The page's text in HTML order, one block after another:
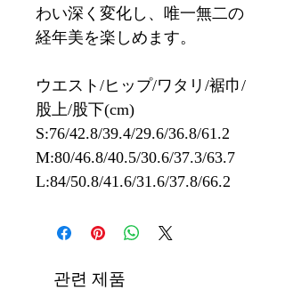
わい深く変化し、唯一無二の
経年美を楽しめます。
ウエスト/ヒップ/ワタリ/裾巾/
股上/股下(cm)
S:76/42.8/39.4/29.6/36.8/61.2
M:80/46.8/40.5/30.6/37.3/63.7
L:84/50.8/41.6/31.6/37.8/66.2
관련 제품